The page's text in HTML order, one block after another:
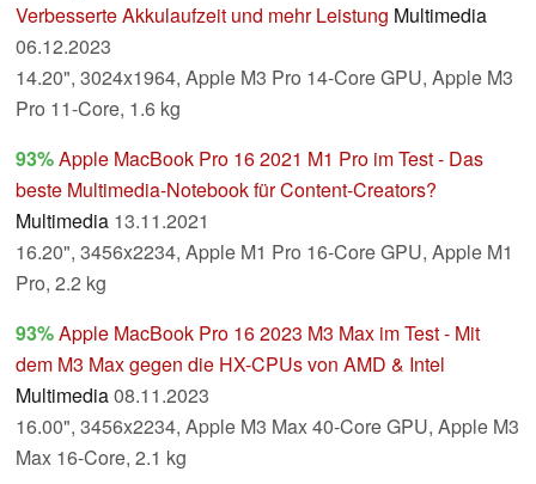
Verbesserte Akkulaufzeit und mehr Leistung Multimedia
06.12.2023
14.20", 3024x1964, Apple M3 Pro 14-Core GPU, Apple M3
Pro 11-Core, 1.6 kg
93%Apple MacBook Pro 16 2021 M1 Pro im Test - Das
beste Multimedia-Notebook für Content-Creators?
Multimedia 13.11.2021
16.20", 3456x2234, Apple M1 Pro 16-Core GPU, Apple M1
Pro, 2.2 kg
93%Apple MacBook Pro 16 2023 M3 Max im Test - Mit
dem M3 Max gegen die HX-CPUs von AMD & Intel
Multimedia08.11.2023
16.00", 3456x2234, Apple M3 Max 40-Core GPU, Apple M3
Max 16-Core, 2.1 kg